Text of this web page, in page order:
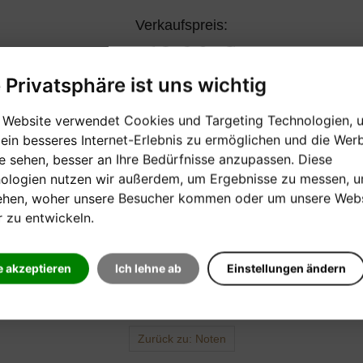
Privatsphäre ist uns wichtig
Website verwendet Cookies und Targeting Technologien,
besseres Internet-Erlebnis zu ermöglichen und die
sehen, besser an Ihre Bedürfnisse anzupassen. Diese
nutzen wir außerdem, um Ergebnisse zu messen,
woher unsere Besucher kommen oder um unsere
zu entwickeln.
akzeptieren Ich lehne ab Einstellungen ändern
Verkaufspreis:
19,20 €
EINE FRAGE ZUM PRODUKT STELLEN
Anfrage
Zurück zu: Noten